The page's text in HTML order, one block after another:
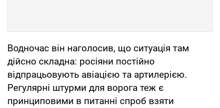
Водночас він наголосив, що ситуація там
дійсно складна: росіяни постійно
відпрацьовують авіацією та артилерією.
Регулярні штурми для ворога теж є
принциповими в питанні спроб взяти